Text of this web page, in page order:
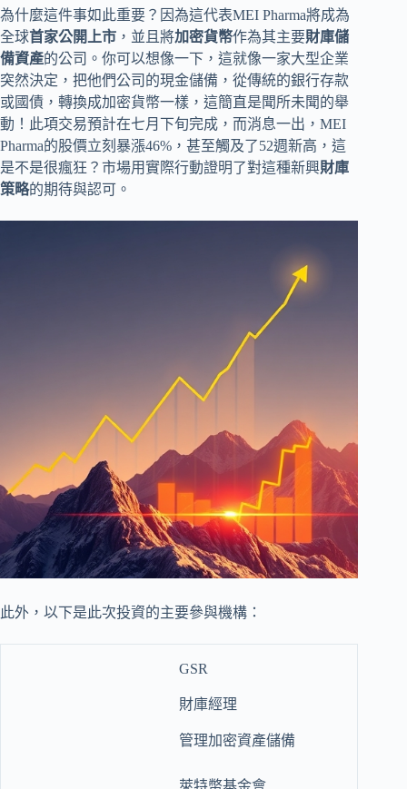
為什麼這件事如此重要？因為這代表MEI Pharma將成為
全球首家公開上市 ，並且將加密貨幣作為其主要財庫儲
備資產的公司。你可以想像一下，這就像一家大型企業
突然決定，把他們公司的現金儲備，從傳統的銀行存款
或國債，轉換成加密貨幣一樣，這簡直是聞所未聞的舉
動！此項交易預計在七月下旬完成，而消息一出，MEI
Pharma的股價立刻暴漲46%，甚至觸及了52週新高，這
是不是很瘋狂？市場用實際行動證明了對這種新興財庫
策略的期待與認可。
此外，以下是此次投資的主要參與機構：
GSR
財庫經理
管理加密資產儲備
萊特幣基金會